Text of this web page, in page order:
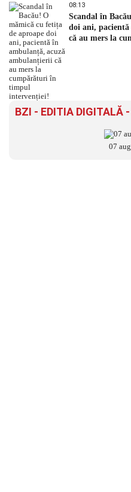
08:13
Scandal în
doi ani,
că au mers la
BZI - EDITIA DIGITALĂ -
07